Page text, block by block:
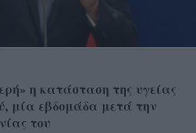
η κατάσταση της υγείας
μία εβδομάδα μετά την
του